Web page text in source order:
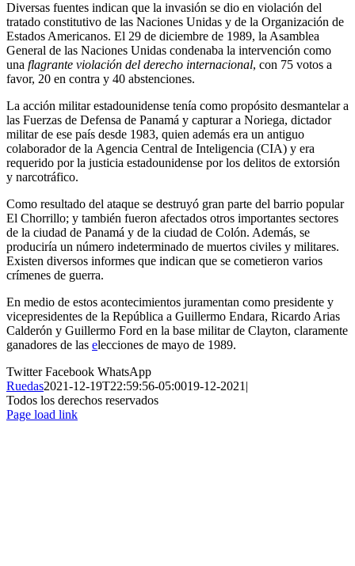
Diversas fuentes indican que la invasión se dio en violación del
tratado constitutivo de las Naciones Unidas y de la Organización de
Estados Americanos. El 29 de diciembre de 1989, la Asamblea
General de las Naciones Unidas condenaba la intervención como
una flagrante violación del derecho internacional, con 75 votos a
favor, 20 en contra y 40 abstenciones.
La acción militar estadounidense tenía como propósito desmantelar a
las Fuerzas de Defensa de Panamá y capturar a Noriega, dictador
militar de ese país desde 1983, quien además era un antiguo
colaborador de la Agencia Central de Inteligencia (CIA) y era
requerido por la justicia estadounidense por los delitos de extorsión
y narcotráfico.
Como resultado del ataque se destruyó gran parte del barrio popular
El Chorrillo; y también fueron afectados otros importantes sectores
de la ciudad de Panamá y de la ciudad de Colón. Además, se
produciría un número indeterminado de muertos civiles y militares.
Existen diversos informes que indican que se cometieron varios
crímenes de guerra.
En medio de estos acontecimientos juramentan como presidente y
vicepresidentes de la República a Guillermo Endara, Ricardo Arias
Calderón y Guillermo Ford en la base militar de Clayton, claramente
ganadores de las elecciones de mayo de 1989.
TwitterFacebook WhatsApp
Ruedas2021-12-19T22:59:56-05:0019-12-2021|
Todos los derechos reservados
Page load link